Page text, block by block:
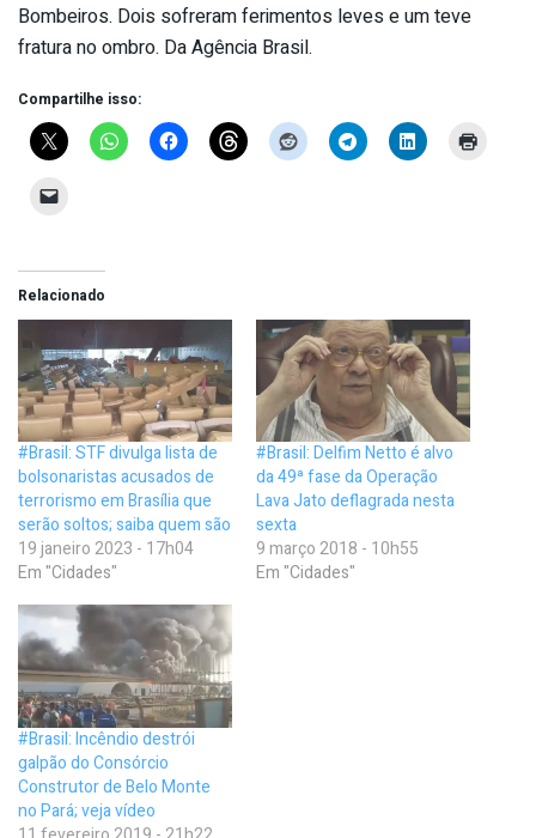
Bombeiros. Dois sofreram ferimentos leves e um teve
fratura no ombro. Da Agência Brasil.
Compartilhe isso:
Relacionado
#Brasil: STF divulga lista de
bolsonaristas acusados de
terrorismo em Brasília que
serão soltos; saiba quem são
19 janeiro 2023 - 17h04
Em "Cidades"
#Brasil: Delfim Netto é alvo
da 49ª fase da Operação
Lava Jato deflagrada nesta
sexta
9 março 2018 - 10h55
Em "Cidades"
#Brasil: Incêndio destrói
galpão do Consórcio
Construtor de Belo Monte
no Pará; veja vídeo